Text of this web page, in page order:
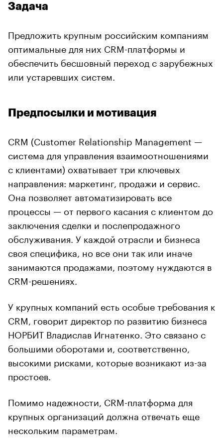
Задача
Предложить крупным российским компаниям
оптимальные для них CRM-платформы и
обеспечить бесшовный переход с зарубежных
или устаревших систем.
Предпосылки и мотивация
CRM (Customer Relationship Management —
система для управления взаимоотношениями
с клиентами) охватывает три ключевых
направления: маркетинг, продажи и сервис.
Она позволяет автоматизировать все
процессы — от первого касания с клиентом до
заключения сделки и послепродажного
обслуживания. У каждой отрасли и бизнеса
своя специфика, но все они так или иначе
занимаются продажами, поэтому нуждаются в
CRM-решениях.
У крупных компаний есть особые требования к
CRM, говорит директор по развитию бизнеса
НОРБИТ Владислав Игнатенко. Это связано с
большими оборотами и, соответственно,
высокими рисками, которые возникают из-за
простоев.
Помимо надежности, CRM-платформа для
крупных организаций должна отвечать еще
нескольким параметрам.